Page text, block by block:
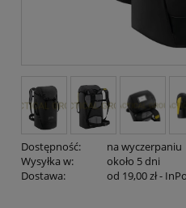
Dostępność:
na wyczerpaniu
Wysyłka w:
około 5 dni
Dostawa:
od 19,00 zł-
Cena nie zawiera